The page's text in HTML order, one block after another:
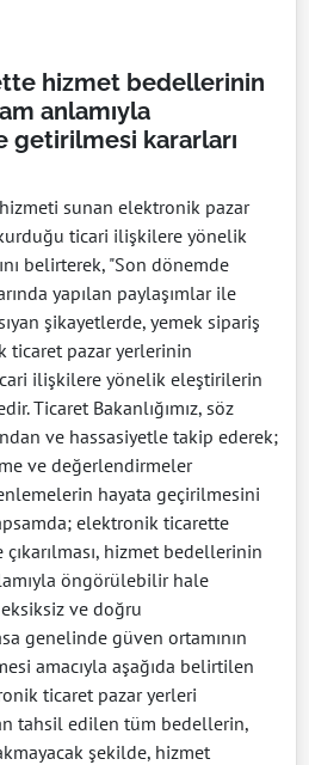
hizmet bedellerinin
anlamıyla
getirilmesi kararları
sunan elektronik pazar
ticari ilişkilere yönelik
belirterek, "Son dönemde
yapılan paylaşımlar ile
şikayetlerde, yemek sipariş
ticaret pazar yerlerinin
ilişkilere yönelik eleştirilerin
Ticaret Bakanlığımız, söz
ve hassasiyetle takip ederek;
ve değerlendirmeler
hayata geçirilmesini
elektronik ticarette
hizmet bedellerinin
öngörülebilir hale
ve doğru
genelinde güven ortamının
amacıyla aşağıda belirtilen
ticaret pazar yerleri
tahsil edilen tüm bedellerin,
şekilde, hizmet